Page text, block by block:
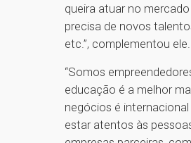
queira atuar no
precisa de novos
etc.”, complementou ele.
“Somos
educação é a melhor
negócios é
estar atentos às